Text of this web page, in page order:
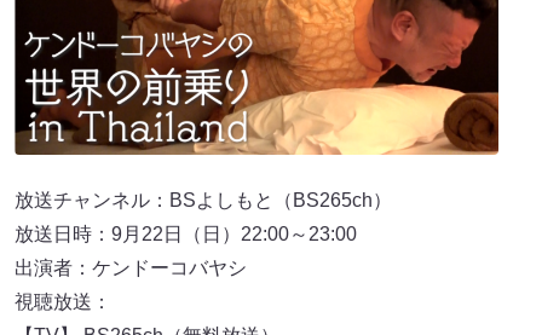
放送チャンネル：BSよしもと（BS265ch）
放送日時：9月22日（日）22:00～23:00
出演者：ケンドーコバヤシ
視聴放送：